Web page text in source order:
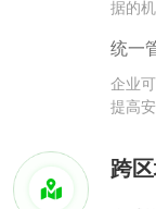
据的
统一
企业
提高
跨